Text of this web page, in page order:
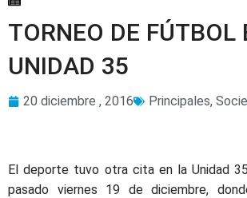
TORNEO DE FÚTBOL
UNIDAD 35
20 diciembre , 2016 Principales,
El deporte tuvo otra cita en la Unidad
pasado viernes 19 de diciembre,